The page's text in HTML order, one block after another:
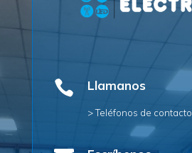
 Llamanos
> Teléfonos de contacto